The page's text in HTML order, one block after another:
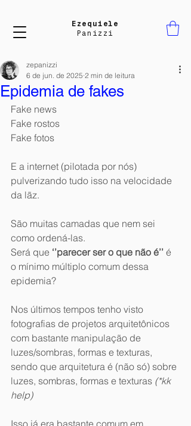
Ezequiele
Panizzi
Epidemia de fakes
zepanizzi
6 de jun. de 2025 2 min de leitura
Fake news
Fake rostos
Fake fotos
E a internet (pilotada por nós)
pulverizando tudo isso na velocidade
da lãz.
São muitas camadas que nem sei
como ordená-las.
Será que ‘’parecer ser o que não é’’ é
o mínimo múltiplo comum dessa
epidemia?
Nos últimos tempos tenho visto
fotografias de projetos arquitetônicos
com bastante manipulação de
luzes/sombras, formas e texturas,
sendo que arquitetura é (não só) sobre
luzes, sombras, formas e texturas (*kk
help)
Isso já era bastante comum em